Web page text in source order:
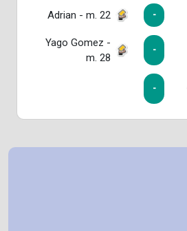
Adrian - m. 22 -
Yago Gomez -
m. 28
-
-